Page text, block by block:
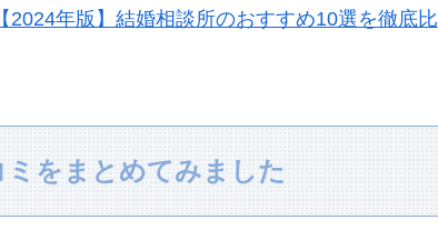
2024年版】結婚相談所のおすすめ10選を徹底比
をまとめてみました